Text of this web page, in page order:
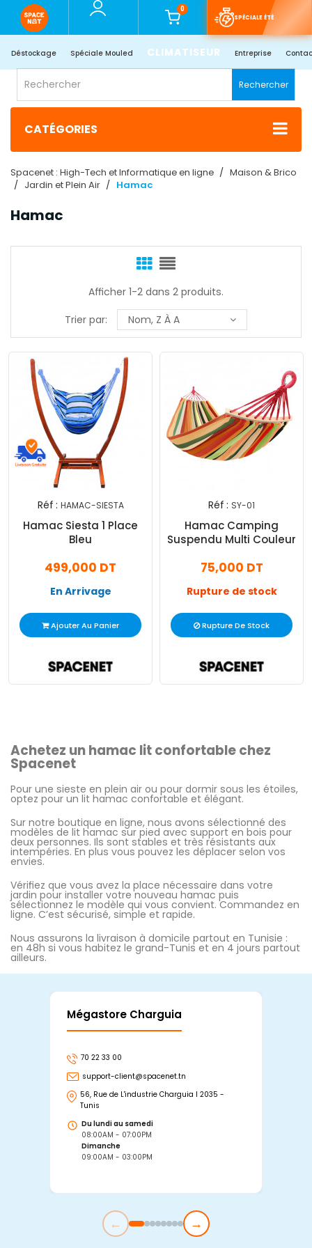
0
SPÉCIALE ÉTÉ
Déstockage Spéciale Mouled CLIMATISEUR Entreprise
Rechercher
CATÉGORIES
Spacenet : High-Tech et Informatique en ligne
Maison & Brico
Jardin et Plein Air
Hamac
Hamac
Afficher 1-2 dans 2 produits.
Trier par:
Nom, Z À A
Exclusivité
Web !
Réf : HAMAC-SIESTA
Hamac Siesta 1 Place
Bleu
499,000 DT
En Arrivage
Ajouter Au Panier
Réf : SY-01
Hamac Camping
Suspendu Multi Couleur
75,000 DT
Rupture de stock
Rupture De Stock
Achetez un hamac lit confortable chez
Spacenet
Pour une sieste en plein air ou pour dormir sous les étoiles,
optez pour un lit hamac confortable et élégant.
Sur notre boutique en ligne, nous avons sélectionné des
modèles de lit hamac sur pied avec support en bois pour
deux personnes. Ils sont stables et très résistants aux
intempéries. En plus vous pouvez les déplacer selon vos
envies.
Vérifiez que vous avez la place nécessaire dans votre
jardin pour installer votre nouveau hamac puis
sélectionnez le modèle qui vous convient. Commandez en
ligne. C’est sécurisé, simple et rapide.
Nous assurons la livraison à domicile partout en Tunisie :
en 48h si vous habitez le grand-Tunis et en 4 jours partout
ailleurs.
Mégastore Charguia
70 22 33 00
support-client@spacenet.tn
56, Rue de L'industrie Charguia I 2035 -
Tunis
Du lundi au samedi
08:00AM - 07:00PM
Dimanche
09:00AM - 03:00PM
← →